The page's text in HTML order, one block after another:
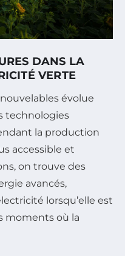
DANS LA
VERTE
évolue
technologies
la production
accessible et
on trouve des
avancés,
lorsqu’elle est
moments où la